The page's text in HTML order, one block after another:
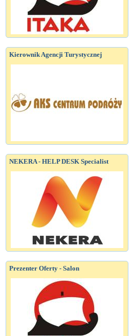
Kierownik Agencji Turystycznej
NEKERA - HELP DESK Specialist
Prezenter Oferty - Salon